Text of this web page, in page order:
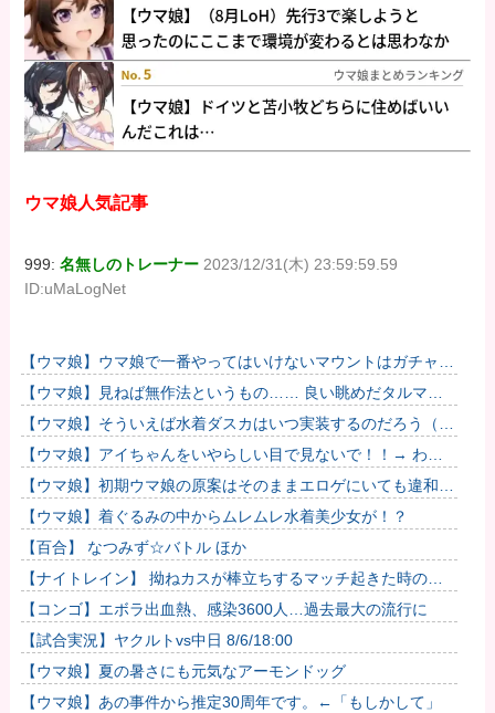
ウマ娘人気記事
999:名無しのトレーナー 2023/12/31(木) 23:59:59.59
ID:uMaLogNet
【ウマ娘】ウマ娘で一番やってはいけないマウントはガチャで
も育成でもグッズでもなく、これ。
【ウマ娘】見ねば無作法というもの…… 良い眺めだタルマ
エ…（殴
【ウマ娘】そういえば水着ダスカはいつ実装するのだろう（ﾃﾞ
ｯｯｯ
【ウマ娘】アイちゃんをいやらしい目で見ないで！！→ わか
りました…
【ウマ娘】初期ウマ娘の原案はそのままエロゲにいても違和感
がないんだ。
【ウマ娘】着ぐるみの中からムレムレ水着美少女が！？
【百合】 なつみず☆バトル ほか
【ナイトレイン】 拗ねカスが棒立ちするマッチ起きた時の対
処法
【コンゴ】エボラ出血熱、感染3600人…過去最大の流行に
【試合実況】ヤクルトvs中日 8/6/18:00
【ウマ娘】夏の暑さにも元気なアーモンドッグ
【ウマ娘】あの事件から推定30周年です。←「もしかして」